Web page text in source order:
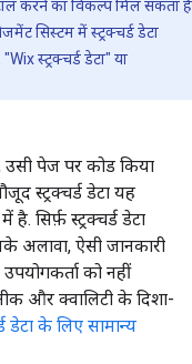
करने का विकल्प मिल सकता है
सिस्टम में स्ट्रक्चर्ड डेटा
स्ट्रक्चर्ड डेटा" या
उसी पेज पर कोड किया
स्ट्रक्चर्ड डेटा यह
सिर्फ़ स्ट्रक्चर्ड डेटा
अलावा, ऐसी जानकारी
उपयोगकर्ता को नहीं
और क्वालिटी के दिशा-
डेटा के लिए सामान्य